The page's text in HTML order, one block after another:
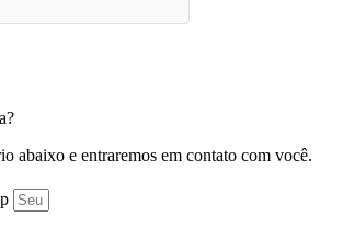
abaixo e entraremos em contato com você.